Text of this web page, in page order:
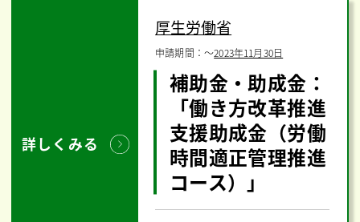
詳しくみる
厚生労働省
申請期間：〜2023年11月30日
補助金・助成金：
「働き方改革推進
支援助成金（労働
時間適正管理推進
コース）」